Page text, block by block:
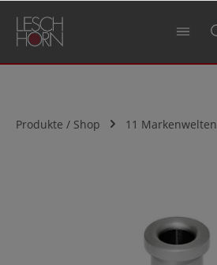
springen
Produkte / Shop 11 Markenwelten